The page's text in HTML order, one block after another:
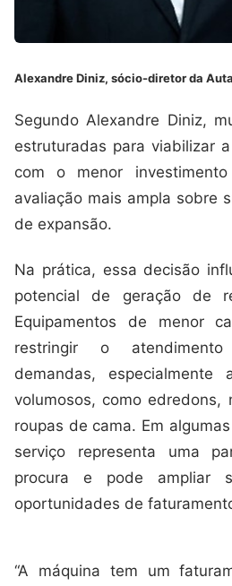
Alexandre Diniz, sócio-diretor da
Segundo Alexandre Diniz,
estruturadas para viabilizar
com o menor
avaliação mais ampla sobre
de expansão.
Na prática, essa decisão
potencial de geração de
Equipamentos de menor
restringir o
demandas,
volumosos, como edredons,
roupas de cama. Em
serviço representa uma
procura e pode ampliar
oportunidades de
“A máquina tem um